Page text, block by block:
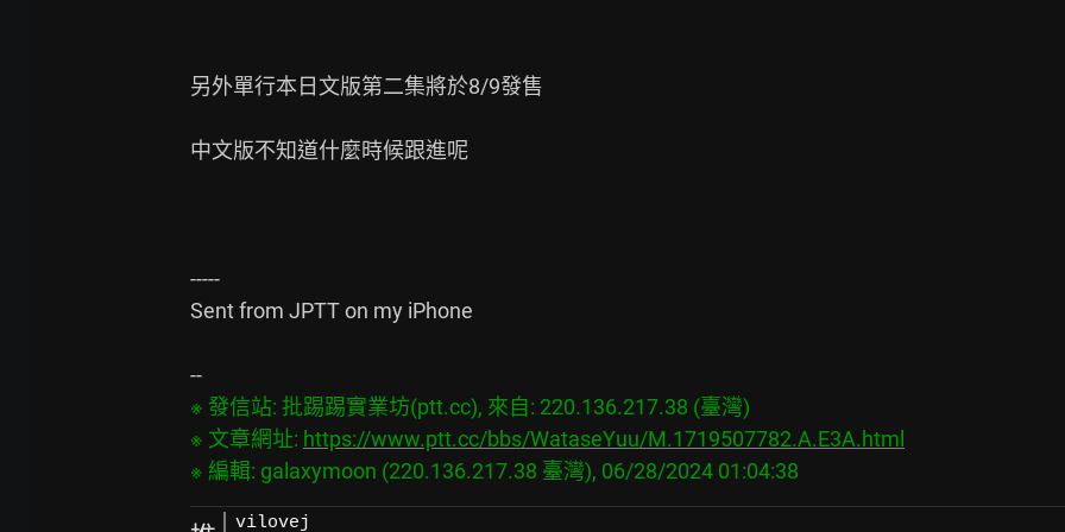
另外單行本日文版第二集將於8/9發售
中文版不知道什麼時候跟進呢
-----
Sent from JPTT on my iPhone
※ 發信站: 批踢踢實業坊(ptt.cc), 來自: 220.136.217.38 (臺灣)
※ 文章網址: https://www.ptt.cc/bbs/WataseYuu/M.1719507782.A.E3A.html
vilovej